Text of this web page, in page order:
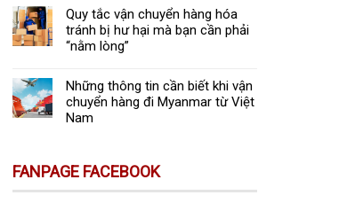
Quy tắc vận chuyển hàng hóa
tránh bị hư hại mà bạn cần phải
“nằm lòng”
Những thông tin cần biết khi vận
chuyển hàng đi Myanmar từ Việt
Nam
FANPAGE FACEBOOK